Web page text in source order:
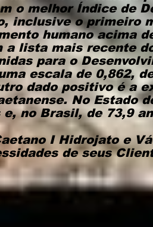
o melhor Índice de
inclusive o primeiro
humano acima
a lista mais recente
para o
escala de 0,862,
dado positivo é a
No Estado
no Brasil, de 73,9
I Hidrojato e
de seus